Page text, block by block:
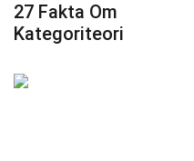
27 Fakta Om
Kategoriteori